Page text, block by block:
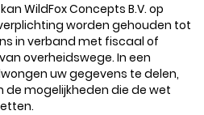
WildFox Concepts B.V. op
worden gehouden tot
in verband met fiscaal of
overheidswege. In een
uw gegevens te delen,
de mogelijkheden die de wet